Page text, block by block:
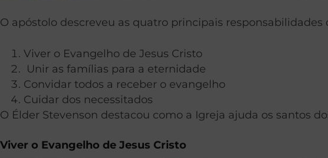
O apóstolo descreveu as quatro principais
Viver o Evangelho de Jesus Cristo
Unir as famílias para a eternidade
Convidar todos a receber o evangelho
Cuidar dos necessitados
O Élder Stevenson destacou como a Igreja ajuda os santos
Viver o Evangelho de Jesus Cristo